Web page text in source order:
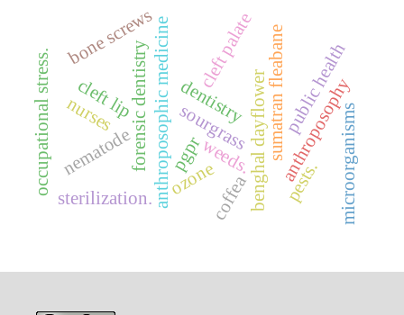
benghal dayflower
sourgrass sumatran fleabane
weeds. anthroposophy
anthroposophic medicinedentistry
forensic dentistry
bone screws
cleft lip
cleft palate
ozonecoffea microorganisms
nematode
pests.
sterilization.
nurses
occupational stress. public health
pgpr